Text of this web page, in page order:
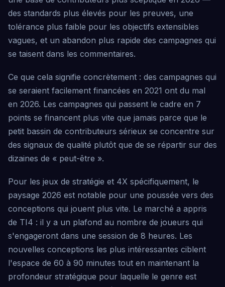
des standards plus élevés pour les preuves, une
tolérance plus faible pour les objectifs extensibles
vagues, et un abandon plus rapide des campagnes qui
se taisent dans les commentaires.
Ce que cela signifie concrètement : des campagnes qui
se seraient facilement financées en 2021 ont du mal
en 2026. Les campagnes qui passent le cadre en 7
points se financent plus vite que jamais parce que le
petit bassin de contributeurs sérieux se concentre sur
des signaux de qualité plutôt que de se répartir sur des
dizaines de « peut-être ».
Pour les jeux de stratégie et 4X spécifiquement, le
paysage 2026 est notable pour une poussée vers des
conceptions qui jouent plus vite. Le marché a appris
de TI4 : il y a un plafond au nombre de joueurs qui
s'engageront dans une session de 8 heures. Les
nouvelles conceptions les plus intéressantes ciblent
l'espace de 60 à 90 minutes tout en maintenant la
profondeur stratégique pour laquelle le genre est